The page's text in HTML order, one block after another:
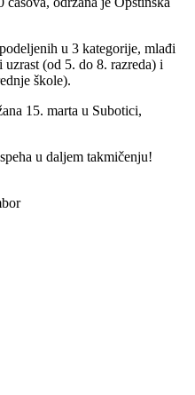
u 3 kategorije, mlađi
(od 5. do 8. razreda) i
škole).
15. marta u Subotici,
u daljem takmičenju!